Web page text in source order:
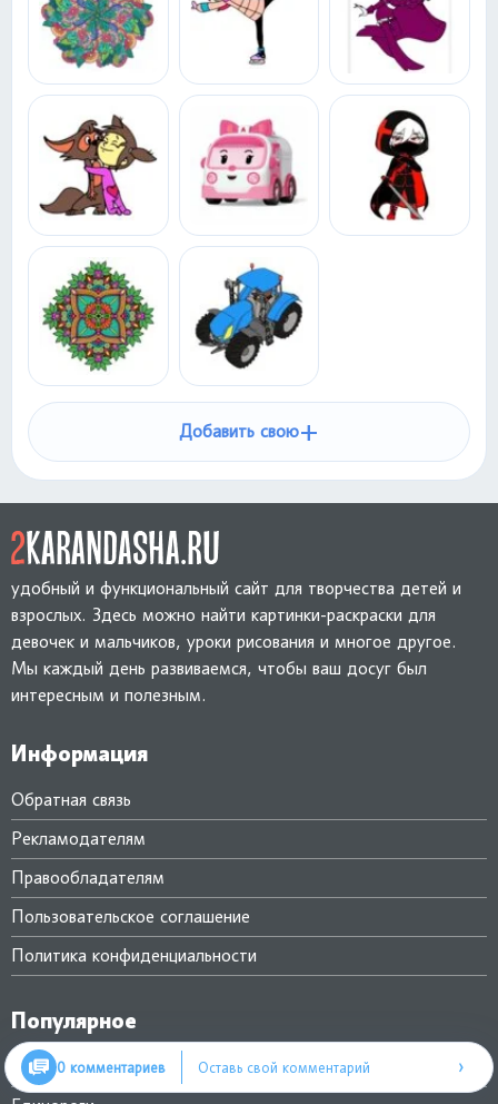
Добавить свою+
0 комментариев Оставь свой комментарий ›
удобный и функциональный сайт для творчества детей и
взрослых. Здесь можно найти картинки-раскраски для
девочек и мальчиков, уроки рисования и многое другое.
Мы каждый день развиваемся, чтобы ваш досуг был
интересным и полезным.
Информация
Обратная связь
Рекламодателям
Правообладателям
Пользовательское соглашение
Политика конфиденциальности
Популярное
Куклы ЛОЛ